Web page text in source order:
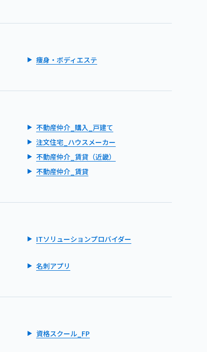
痩身・ボディエステ
不動産仲介_購入_戸建て
注文住宅_ハウスメーカー
不動産仲介_賃貸（近畿）
不動産仲介_賃貸
ITソリューションプロバイダー
名刺アプリ
資格スクール_FP